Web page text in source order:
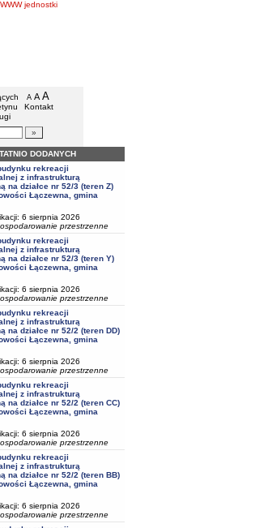
w Boniewie
A pomniejsz czcionkę
A standardowy rozmiar czcionki
A
Kontakt
DODANYCH
rekreacji
z infrastrukturą
na działce nr 52/3 (teren Z)
Łączewna, gmina
6 sierpnia 2026
przestrzenne
rekreacji
z infrastrukturą
na działce nr 52/3 (teren Y)
Łączewna, gmina
6 sierpnia 2026
przestrzenne
rekreacji
z infrastrukturą
na działce nr 52/2 (teren DD)
Łączewna, gmina
6 sierpnia 2026
przestrzenne
rekreacji
z infrastrukturą
na działce nr 52/2 (teren CC)
Łączewna, gmina
6 sierpnia 2026
przestrzenne
rekreacji
z infrastrukturą
na działce nr 52/2 (teren BB)
Łączewna, gmina
6 sierpnia 2026
przestrzenne